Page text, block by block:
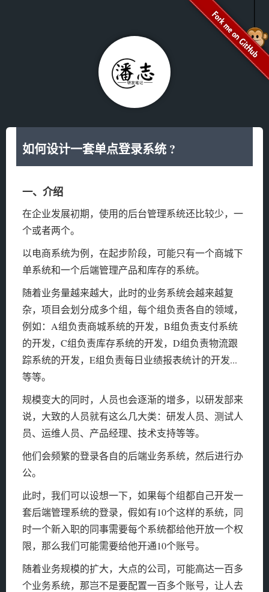
如何设计一套单点登录系统 ?
一、介绍
在企业发展初期，使用的后台管理系统还比较少，一
个或者两个。
以电商系统为例，在起步阶段，可能只有一个商城下
单系统和一个后端管理产品和库存的系统。
随着业务量越来越大，此时的业务系统会越来越复
杂，项目会划分成多个组，每个组负责各自的领域，
例如：A组负责商城系统的开发，B组负责支付系统
的开发，C组负责库存系统的开发，D组负责物流跟
踪系统的开发，E组负责每日业绩报表统计的开发...
等等。
规模变大的同时，人员也会逐渐的增多，以研发部来
说，大致的人员就有这么几大类：研发人员、测试人
员、运维人员、产品经理、技术支持等等。
他们会频繁的登录各自的后端业务系统，然后进行办
公。
此时，我们可以设想一下，如果每个组都自己开发一
套后端管理系统的登录，假如有10个这样的系统，同
时一个新入职的同事需要每个系统都给他开放一个权
限，那么我们可能需要给他开通10个账号。
随着业务规模的扩大，大点的公司，可能高达一百多
个业务系统，那岂不是要配置一百多个账号，让人去